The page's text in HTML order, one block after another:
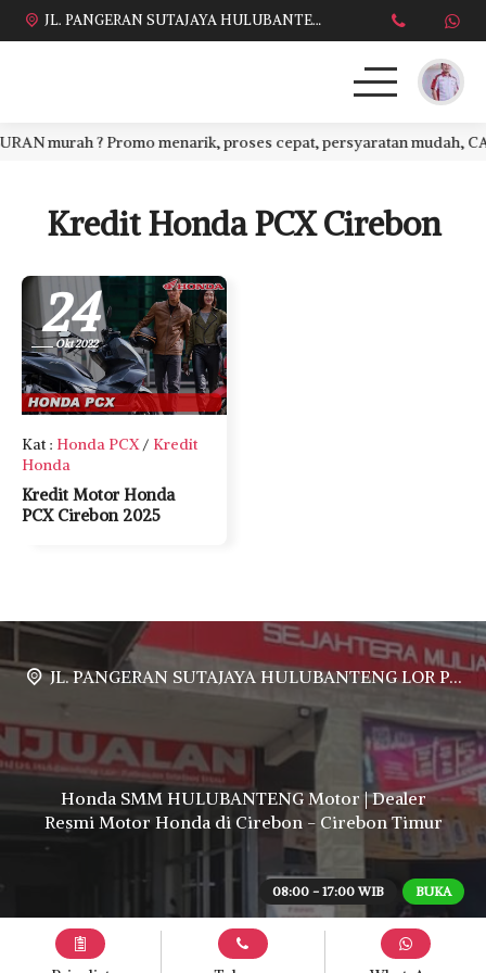
JL. PANGERAN SUTAJAYA HULUBANTENG LOR PABUARAN CIREBON TIMUR, Ds. Babakan gebang cirebon Gebang udik cirebon Ciledug cirebon Karang wareng cirebon
08:00 - 17:00 WIB BUKA
HONDA
DAFTAR HARGA
PROMO TERBARU
DEALER KAMI
SALES
murah ? Promo menarik, proses cepat, persyaratan mudah,
Kredit Honda PCX Cirebon
24
Okt 2022
Kat : Honda PCX/ Kredit
Honda
Kredit Motor Honda
PCX Cirebon 2025
JL. PANGERAN SUTAJAYA HULUBANTENG LOR PABUARAN CIREBON TIMUR, Ds. Babakan gebang cirebon Gebang udik cirebon Ciledug cirebon Karang wareng cirebon
Honda SMM HULUBANTENG Motor | Dealer
Resmi Motor Honda di Cirebon - Cirebon Timur